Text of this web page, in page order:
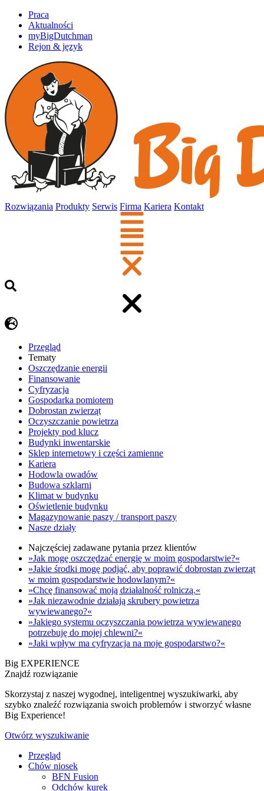
Praca
Aktualności
myBigDutchman
Rejon & język
Rozwiązania Produkty Serwis Firma Kariera Kontakt
Przegląd
Tematy
​Oszczędzanie energii
Finansowanie
Cyfryzacja
Gospodarka pomiotem
Dobrostan zwierząt
Oczyszczanie powietrza
Projekty pod klucz
Budynki inwentarskie
Sklep internetowy i części zamienne
Kariera
Hodowla owadów
Budowa szklarni
Klimat w budynku
Oświetlenie budynku
Magazynowanie paszy / transport paszy
Nasze działy
Najczęściej zadawane pytania przez klientów
»Jak mogę oszczędzać energię w moim gospodarstwie?«
»Jakie środki mogę podjąć, aby poprawić dobrostan zwierząt
w moim gospodarstwie hodowlanym?«
»Chcę finansować moją działalność rolniczą.«
»Jak niezawodnie działają skrubery powietrza
wywiewanego?«
»Jakiego systemu oczyszczania powietrza wywiewanego
potrzebuję do mojej chlewni?«
»Jaki wpływ ma cyfryzacja na moje gospodarstwo?«
Big EXPERIENCE
Znajdź rozwiązanie
Skorzystaj z naszej wygodnej, inteligentnej wyszukiwarki, aby
szybko znaleźć rozwiązania swoich problemów i stworzyć własne
Big Experience!
Otwórz wyszukiwanie
Przegląd
Chów niosek
BFN Fusion
Odchów kurek